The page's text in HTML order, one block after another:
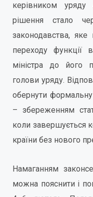
керівником уряду
рішення стало
законодавства,
переходу функції
міністра до його
голови уряду.
обернути
– збереженням
коли завершується
країни без нового
Намаганням
можна пояснити і